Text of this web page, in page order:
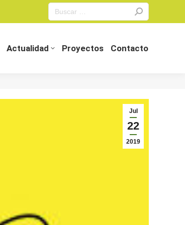
Search:
Actualidad Proyectos Contacto
Jul
22
2019
Actualidad Proyectos Contacto